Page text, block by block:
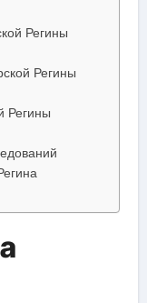
Регины
Регины
Регины